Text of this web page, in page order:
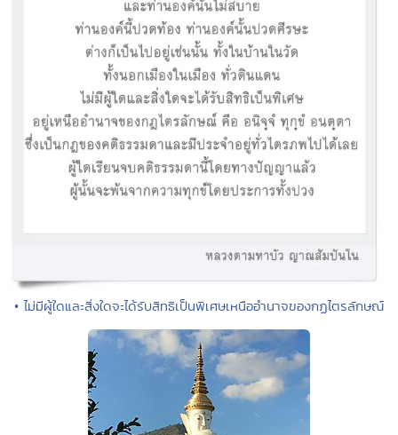
• ไม่มีผู้ใดและสิ่งใดจะได้รับสิทธิเป็นพิเศษเหนืออำนาจของกฏไตรลักษณ์